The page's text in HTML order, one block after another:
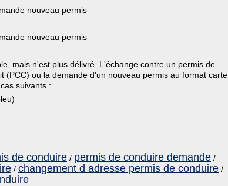
nouveau permis
nouveau permis
mais n'est plus délivré. L'échange contre un permis de
(PCC) ou la demande d'un nouveau permis au format carte
suivants :
de conduire / permis de conduire demande /
/ changement d adresse permis de conduire /